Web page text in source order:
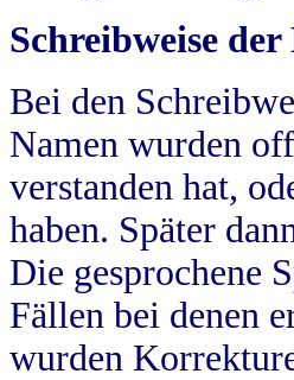
Schreibweise der
Bei den
Namen wurden
verstanden hat,
haben. Später
Die gesprochene
Fällen bei denen
wurden